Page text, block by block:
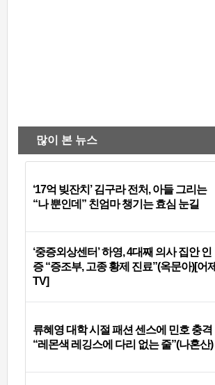
많이 본 뉴스
‘17억 빚잔치’ 김구라 전처, 아들 그리는
“나 뿐인데” 친엄마 챙기는 효심 눈길
‘중증외상센터’ 하영, 4대째 의사 집안 인
증 “증조부, 고종 황제 진료”(옥문아)[어제
TV]
류혜영 대학 시절 패션 센스에 민호 충격
“레몬색 레깅스에 다리 없는 줄”(나혼산)